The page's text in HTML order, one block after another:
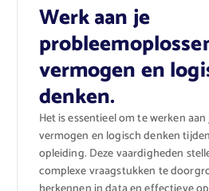
Werk aan je
vermogen en
denken.
Het is essentieel om te werken
vermogen en logisch denken
opleiding. Deze vaardigheden
complexe vraagstukken te